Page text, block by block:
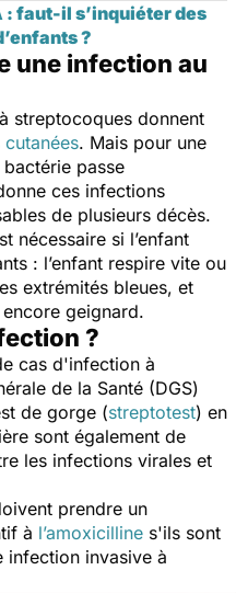
: faut-il s’inquiéter des
?
une infection au
streptocoques donnent
. Mais pour une
passe
ces infections
de plusieurs décès.
nécessaire si l’enfant
: l’enfant respire vite ou
extrémités bleues, et
geignard.
?
cas d'infection à
de la Santé (DGS)
de gorge (streptotest) en
sont également de
les infections virales et
prendre un
à l’amoxicilline s'ils sont
infection invasive à